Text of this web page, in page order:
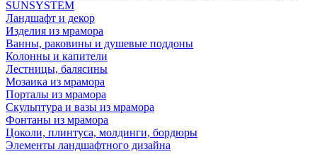
SUNSYSTEM
Ландшафт и декор
Изделия из мрамора
Ванны, раковины и душевые поддоны
Колонны и капители
Лестницы, балясины
Мозаика из мрамора
Порталы из мрамора
Скульптура и вазы из мрамора
Фонтаны из мрамора
Цоколи, плинтуса, молдинги, бордюры
Элементы ландшафтного дизайна